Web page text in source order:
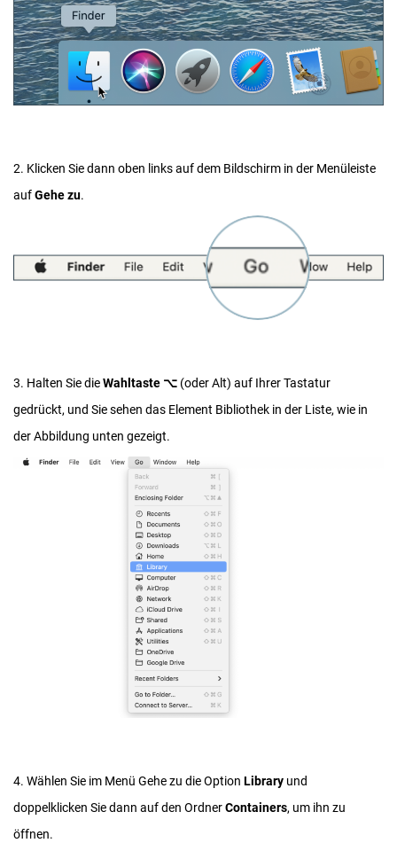
2. Klicken Sie dann oben links auf dem Bildschirm in der Menüleiste
aufGehe zu.
3. Halten Sie dieWahltaste ⌥ (oder Alt) auf Ihrer Tastatur
gedrückt, und Sie sehen das Element Bibliothek in der Liste, wie in
der Abbildung unten gezeigt.
4. Wählen Sie im Menü Gehe zu die Option Library und
doppelklicken Sie dann auf den OrdnerContainers, um ihn zu
öffnen.